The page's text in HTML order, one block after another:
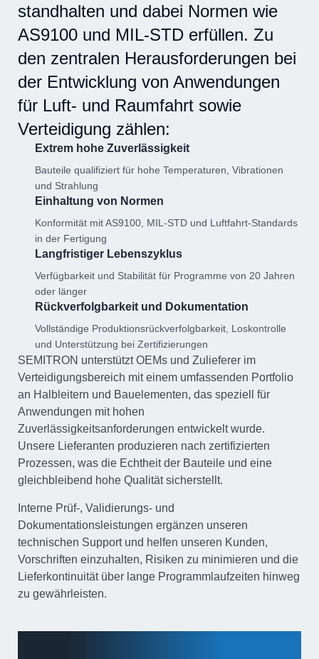
standhalten und dabei Normen wie
AS9100 und MIL-STD erfüllen. Zu
den zentralen Herausforderungen bei
der Entwicklung von Anwendungen
für Luft- und Raumfahrt sowie
Verteidigung zählen:
Extrem hohe Zuverlässigkeit
Bauteile qualifiziert für hohe Temperaturen, Vibrationen
und Strahlung
Einhaltung von Normen
Konformität mit AS9100, MIL-STD und Luftfahrt-Standards
in der Fertigung
Langfristiger Lebenszyklus
Verfügbarkeit und Stabilität für Programme von 20 Jahren
oder länger
Rückverfolgbarkeit und Dokumentation
Vollständige Produktionsrückverfolgbarkeit, Loskontrolle
und Unterstützung bei Zertifizierungen
SEMITRON unterstützt OEMs und Zulieferer im
Verteidigungsbereich mit einem umfassenden Portfolio
an Halbleitern und Bauelementen, das speziell für
Anwendungen mit hohen
Zuverlässigkeitsanforderungen entwickelt wurde.
Unsere Lieferanten produzieren nach zertifizierten
Prozessen, was die Echtheit der Bauteile und eine
gleichbleibend hohe Qualität sicherstellt.
Interne Prüf-, Validierungs- und
Dokumentationsleistungen ergänzen unseren
technischen Support und helfen unseren Kunden,
Vorschriften einzuhalten, Risiken zu minimieren und die
Lieferkontinuität über lange Programmlaufzeiten hinweg
zu gewährleisten.